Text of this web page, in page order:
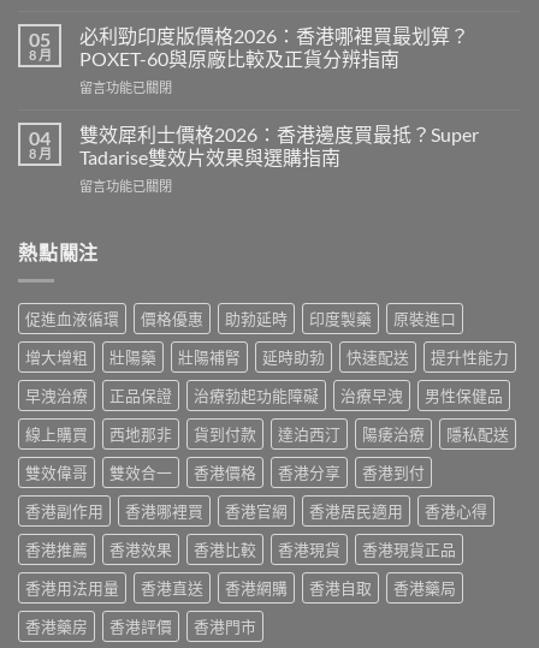
印
度
效
哥
效
副
與
購
買
指
南〉
中
而
鋼
香
港
格
2026
攻
度
售
價
比
較、
正
貨
分
辨
與
購
買
指
南〉
中
05
8 月
必利勁印度版價格2026：香港哪裡買最划算？
POXET-60與原廠比較及正貨分辨指南
在
利
勁
印
度
格
港
哪
裡
買
最
划
算？
POXET-
60
與
原
廠
比
較
及
正
貨
留言功能已關閉
04
8 月
雙效犀利士價格2026：香港邊度買最抵？Super
Tadarise雙效片效果與選購指南
在
犀
利
價
格
2026：
香
港
邊
度
買
最
抵？
Super
Tadarise
雙
效
片
效
果
留言功能已關閉
熱點關注
促進血液循環 價格優惠 助勃延時 印度製藥
原裝進口
增大增粗
壯陽藥 壯陽補腎 延時助勃 快速配送
提升性能力
早洩治療
正品保證 治療勃起功能障礙 治療早洩
男性保健品
線上購買
西地那非 貨到付款 達泊西汀 陽痿治療
隱私配送
雙效偉哥
雙效合一 香港價格 香港分享
香港到付
香港副作用
香港哪裡買 香港官網 香港居民適用
香港心得
香港推薦
香港效果 香港比較 香港現貨
香港現貨正品
香港用法用量
香港直送 香港網購 香港自取
香港藥局
香港藥房
香港評價 香港門市